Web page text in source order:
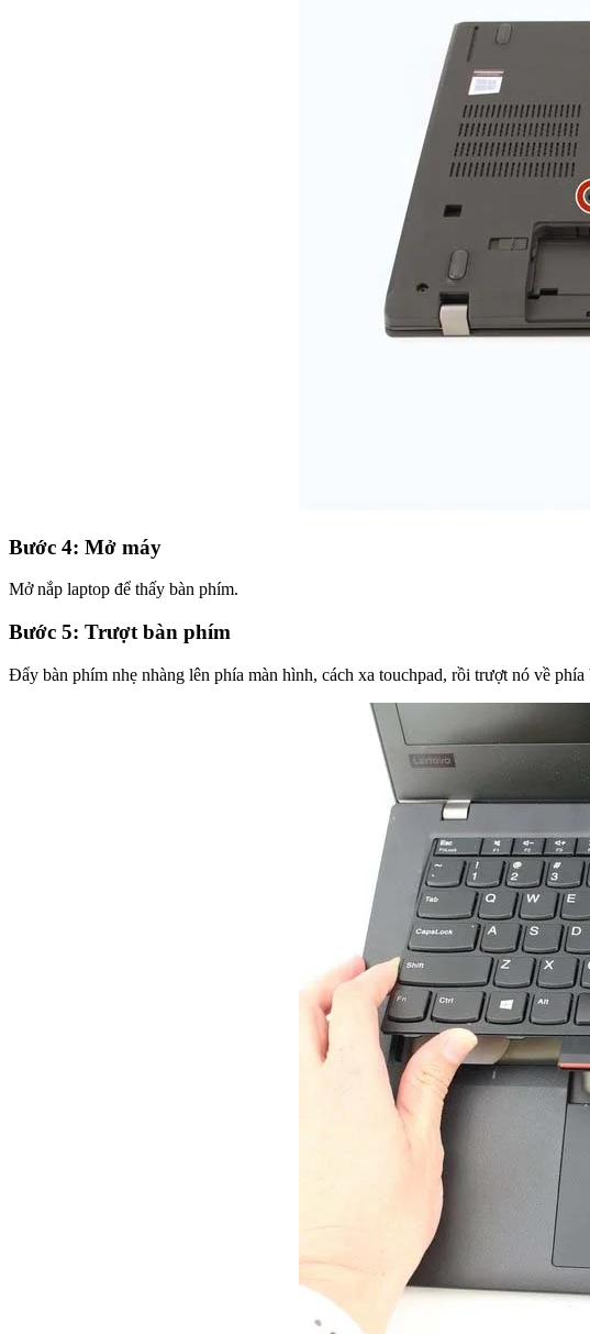
Bước 4: Mở máy
Mở nắp laptop để thấy bàn phím.
Bước 5: Trượt bàn phím
Đẩy bàn phím nhẹ nhàng lên phía màn hình, cách xa touchpad, rồi trượt nó về